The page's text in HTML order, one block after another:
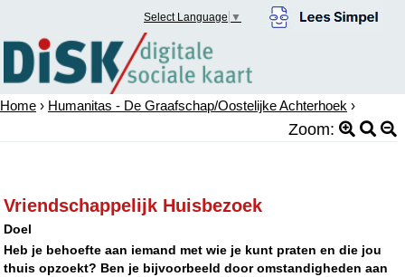
Select Language ▼
Home › Humanitas - De Graafschap/Oostelijke Achterhoek ›
Zoom:
Vriendschappelijk Huisbezoek
Doel
Heb je behoefte aan iemand met wie je kunt praten en die jou
thuis opzoekt? Ben je bijvoorbeeld door omstandigheden aan